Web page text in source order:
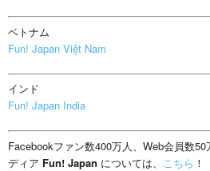
ベトナム
Fun! Japan Việt Nam
インド
Fun! Japan India
Facebookファン数400万人、Web会員数
ディア Fun! Japan については、 こちら ！